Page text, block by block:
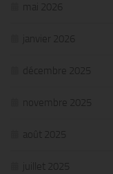
mai 2026
janvier 2026
décembre 2025
novembre 2025
août 2025
juillet 2025